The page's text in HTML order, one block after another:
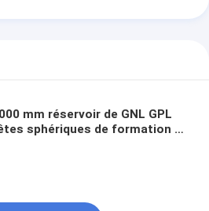
mm réservoir de GNL GPL
sphériques de formation à